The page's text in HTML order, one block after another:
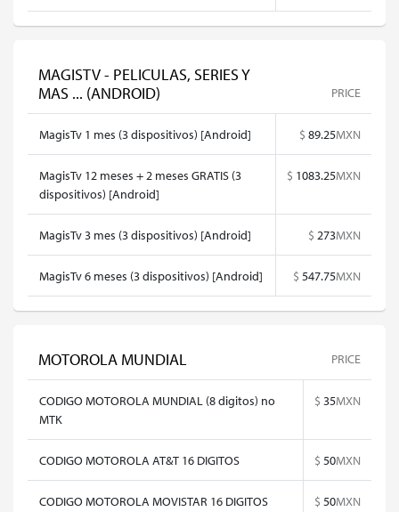
MAGISTV - PELICULAS, SERIES Y
MAS ... (ANDROID)
PRICE
MagisTv 1 mes (3 dispositivos) [Android] $ 89.25MXN
MagisTv 12 meses + 2 meses GRATIS (3
dispositivos) [Android]
$ 1083.25MXN
MagisTv 3 mes (3 dispositivos) [Android] $ 273MXN
MagisTv 6 meses (3 dispositivos) [Android] $ 547.75MXN
MOTOROLA MUNDIAL PRICE
CODIGO MOTOROLA MUNDIAL (8 digitos) no
MTK
$ 35MXN
CODIGO MOTOROLA AT&T 16 DIGITOS $ 50MXN
CODIGO MOTOROLA MOVISTAR 16 DIGITOS $ 50MXN